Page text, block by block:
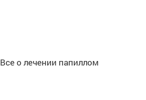
Все о лечении папиллом